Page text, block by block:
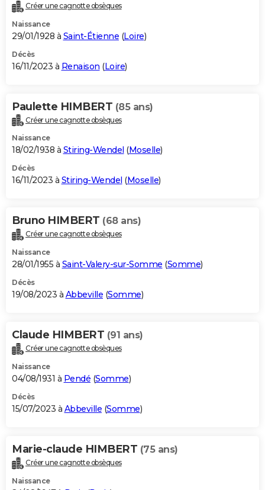
Créer une cagnotte obsèques
Naissance
29/01/1928 à Saint-Étienne (Loire)
Décès
16/11/2023 à Renaison (Loire)
Paulette HIMBERT (85 ans)
Créer une cagnotte obsèques
Naissance
18/02/1938 à Stiring-Wendel (Moselle)
Décès
16/11/2023 à Stiring-Wendel (Moselle)
Bruno HIMBERT (68 ans)
Créer une cagnotte obsèques
Naissance
28/01/1955 à Saint-Valery-sur-Somme (Somme)
Décès
19/08/2023 à Abbeville (Somme)
Claude HIMBERT (91 ans)
Créer une cagnotte obsèques
Naissance
04/08/1931 à Pendé (Somme)
Décès
15/07/2023 à Abbeville (Somme)
Marie-claude HIMBERT (75 ans)
Créer une cagnotte obsèques
Naissance